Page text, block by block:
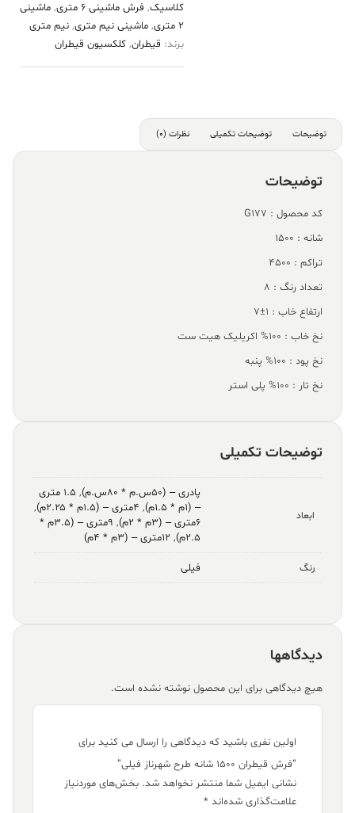
کلاسیک, فرش ماشینی 6 متری , ماشینی
2 متری
, ماشینی نیم متری, نیم متری
برند: قیطران, کلکسیون قیطران
توضیحات توضیحات تکمیلی نظرات (0)
توضیحات
کد محصول : G177
شانه : 1500
تراکم : 4500
تعداد رنگ : 8
ارتفاع خاب : 1±7
نخ خاب : 100% اکریلیک هیت ست
نخ پود : 100% پنبه
نخ تار : 100% پلی استر
توضیحات تکمیلی
ابعاد
پادری – (۵۰س.م * ۸۰س.م) ,
۱.۵ متری
– (۱م * ۱.۵م)
, ۴متری – (۱.۵م * ۲.۲۵م)
,
۶متری – (۳م * ۲م)
,
۹متری – (۳.۵م *
۲.۵م)
, ۱۲متری – (۳م * ۴م)
رنگ فیلی
دیدگاهها
هیچ دیدگاهی برای این محصول نوشته نشده است.
اولین نفری باشید که دیدگاهی را ارسال می کنید برای
“فرش قیطران ۱۵۰۰ شانه طرح شهرناز فیلی”
نشانی ایمیل شما منتشر نخواهد شد. بخش‌های موردنیاز
علامت‌گذاری شده‌اند *